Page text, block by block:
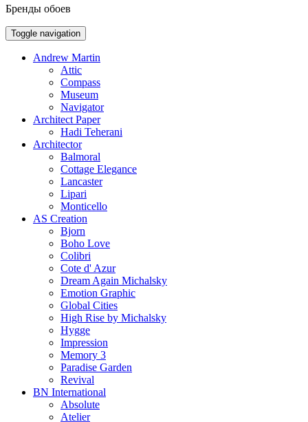
Бренды обоев
Toggle navigation
Andrew Martin
Attic
Compass
Museum
Navigator
Architect Paper
Hadi Teherani
Architector
Balmoral
Cottage Elegance
Lancaster
Lipari
Monticello
AS Creation
Bjorn
Boho Love
Colibri
Cote d' Azur
Dream Again Michalsky
Emotion Graphic
Global Cities
High Rise by Michalsky
Hygge
Impression
Memory 3
Paradise Garden
Revival
BN International
Absolute
Atelier